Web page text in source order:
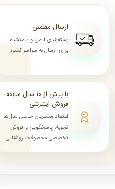
ارسال مطمئن
بسته‌بندی ایمن و بیمه‌شده
برای ارسال به سراسر کشور
با بیش از ۱۰ سال سابقه
فروش اینترنتی
اعتماد مشتریان حاصل سال‌ها
تجربه، پاسخگویی و فروش
تخصصی محصولات روشنایی